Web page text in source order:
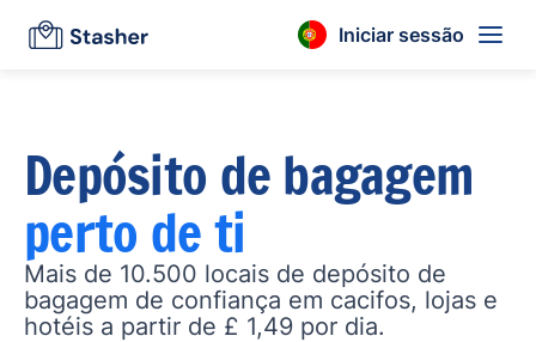
Iniciar sessão
Depósito de bagagem
perto de ti
Mais de 10.500 locais de depósito de
bagagem de confiança em cacifos, lojas e
hotéis a partir de £ 1,49 por dia.